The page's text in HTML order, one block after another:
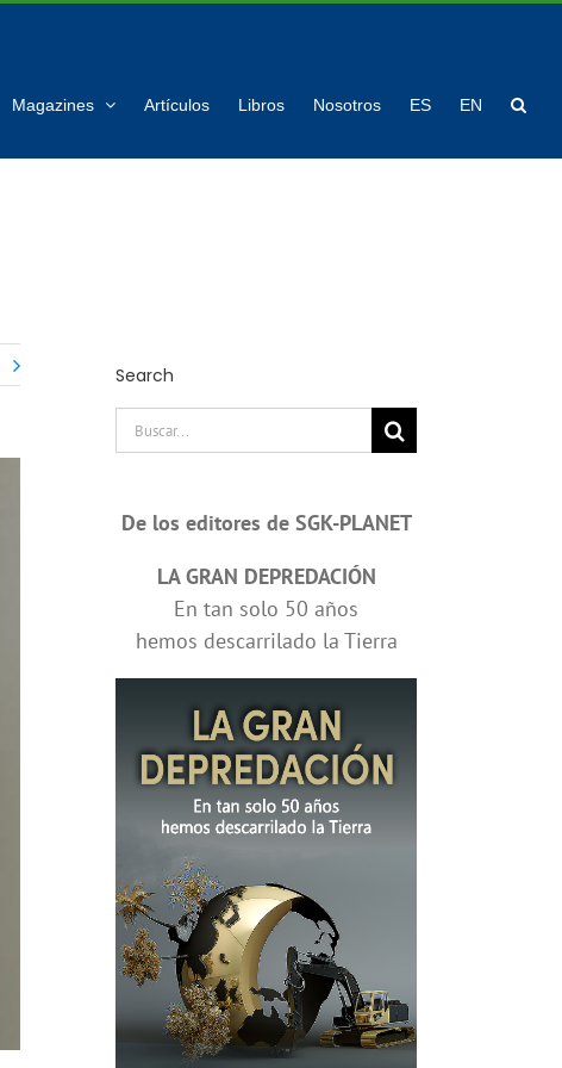
Magazines Artículos Libros Nosotros ES EN
Search
Buscar:
De los editores de SGK-PLANET
LA GRAN DEPREDACIÓN
En tan solo 50 años
hemos descarrilado la Tierra